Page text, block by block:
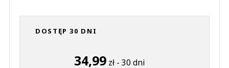
DOSTĘP 30 DNI
34,99 zł - 30 dni